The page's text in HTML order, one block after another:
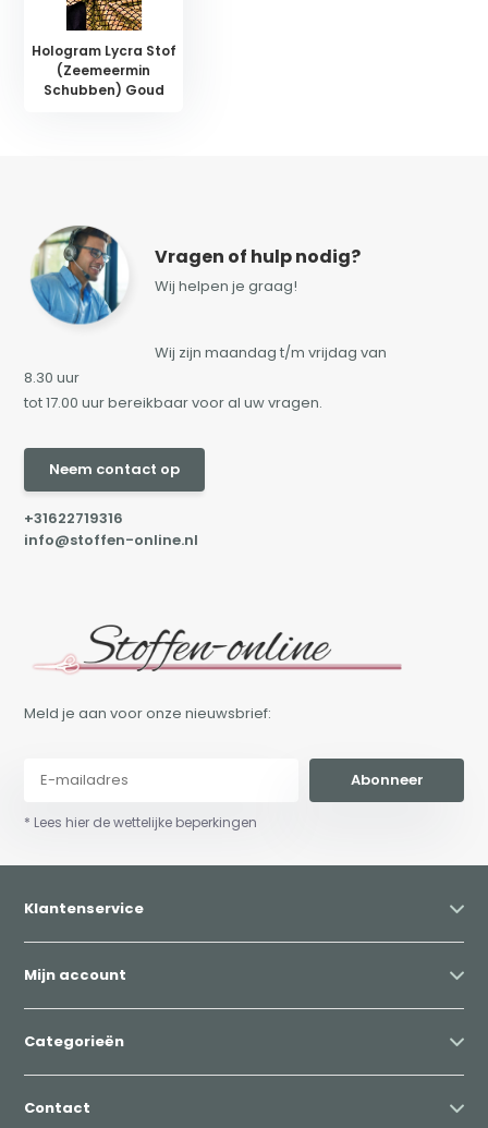
Hologram Lycra Stof
(Zeemeermin
Schubben) Goud
Vragen of hulp nodig?
Wij helpen je graag!
Wij zijn maandag t/m vrijdag van
8.30 uur
tot 17.00 uur bereikbaar voor al uw vragen.
Neem contact op
+31622719316
info@stoffen-online.nl
Meld je aan voor onze nieuwsbrief:
Abonneer
* Lees hier de wettelijke beperkingen
Klantenservice
Mijn account
Categorieën
Contact